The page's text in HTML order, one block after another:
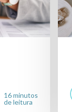
16 minutos
de leitura